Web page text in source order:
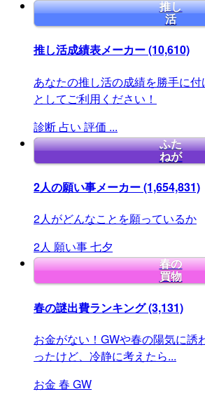
推し
活
推し活成績表メーカー(10,610)
あなたの推し活の成績を勝手に
としてご利用ください！
診断 占い 評価 ...
ふた
ねが
2人の願い事メーカー(1,654,831)
2人がどんなことを願っているか
2人 願い事七夕
春の
買物
春の謎出費ランキング(3,131)
お金がない！GWや春の陽気に誘
ったけど、冷静に考えたら...
お金 春 GW